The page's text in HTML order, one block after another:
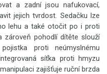
a zadní jsou nafukovací,
jejich tvrdost. Sedačku lze
lehu a také otočit po i proti
zároveň pohodlí dítěte slouží
proti neúmyslnému
síťka proti hmyzu
zajišťuje ruční brzda